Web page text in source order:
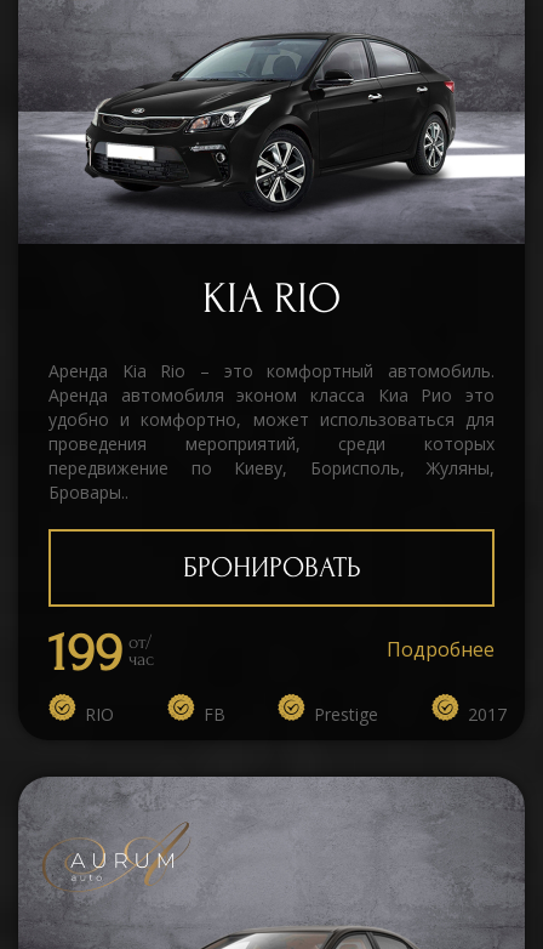
KIA RIO
Аренда Kia Rio – это комфортный автомобиль.
Аренда автомобиля эконом класса Киа Рио это
удобно и комфортно, может использоваться для
проведения мероприятий, среди которых
передвижение по Киеву, Борисполь, Жуляны,
Бровары..
БРОНИРОВАТЬ
199 от/
час Подробнее
RIO FB Prestige 2017